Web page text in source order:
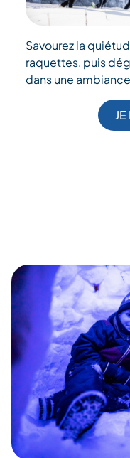
Savourez la
raquettes, puis
dans une